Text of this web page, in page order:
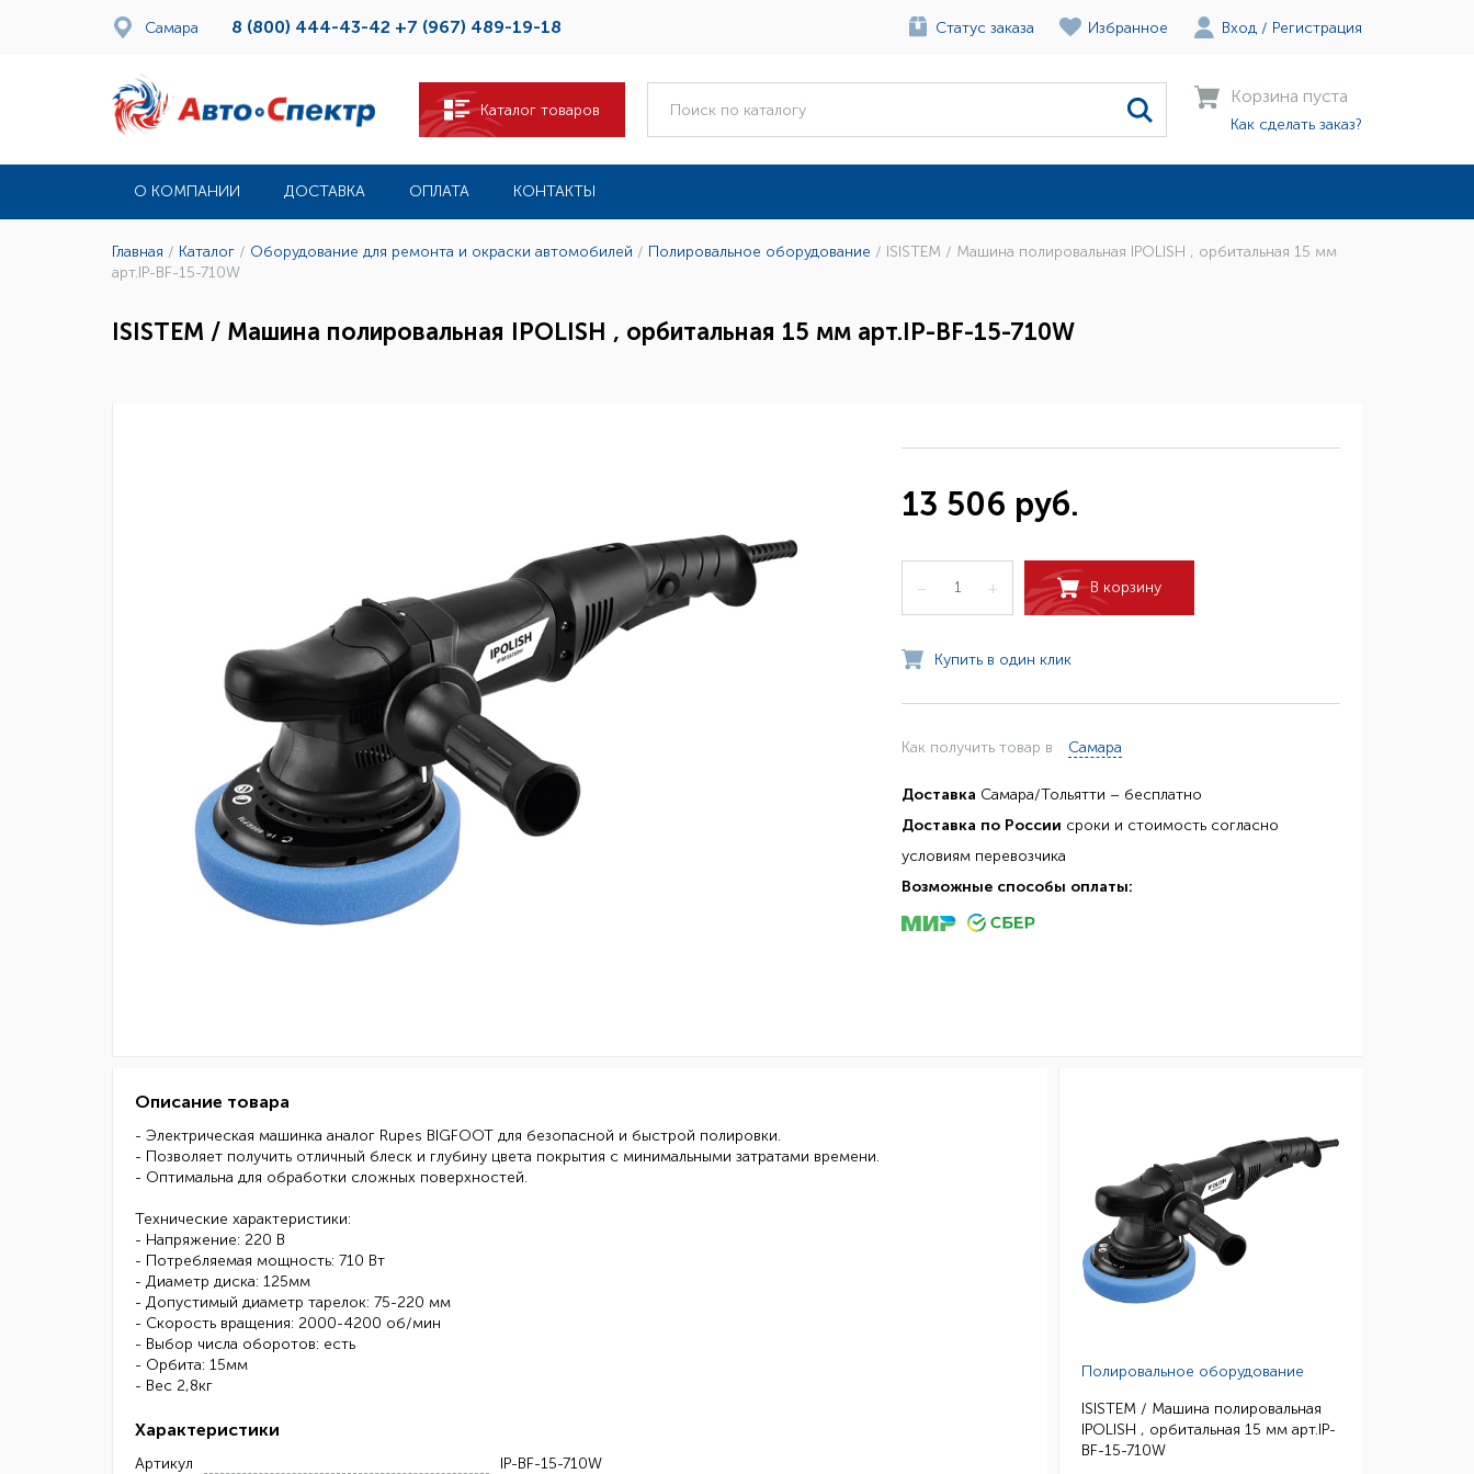
Самара 8 (800) 444-43-42 +7 (967) 489-19-18 Статус заказа Избранное Вход / Регистрация
Каталог товаров
Корзина пуста
Как сделать заказ?
О КОМПАНИИ ДОСТАВКА ОПЛАТА КОНТАКТЫ
Главная / Каталог / Оборудование для ремонта и окраски автомобилей / Полировальное оборудование / ISISTEM / Машина полировальная IPOLISH , орбитальная 15 мм
арт.IP-BF-15-710W
ISISTEM / Машина полировальная IPOLISH , орбитальная 15 мм арт.IP-BF-15-710W
13 506 руб.
– + В корзину
Купить в один клик
Как получить товар в Самара
Доставка Самара/Тольятти – бесплатно
Доставка по России сроки и стоимость согласно
условиям перевозчика
Возможные способы оплаты:
Описание товара
- Электрическая машинка аналог Rupes BIGFOOT для безопасной и быстрой полировки.
- Позволяет получить отличный блеск и глубину цвета покрытия с минимальными затратами времени.
- Оптимальна для обработки сложных поверхностей.
Технические характеристики:
- Напряжение: 220 В
- Потребляемая мощность: 710 Вт
- Диаметр диска: 125мм
- Допустимый диаметр тарелок: 75-220 мм
- Скорость вращения: 2000-4200 об/мин
- Выбор числа оборотов: есть
- Орбита: 15мм
- Вес 2,8кг
Характеристики
Артикул
IP-BF-15-710W
Полировальное оборудование
ISISTEM / Машина полировальная
IPOLISH , орбитальная 15 мм арт.IP-
BF-15-710W